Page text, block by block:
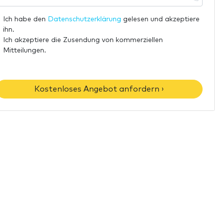
Ich habe den Datenschutzerklärung gelesen und akzeptiere
ihn.
Ich akzeptiere die Zusendung von kommerziellen
Mitteilungen.
Kostenloses Angebot anfordern ›